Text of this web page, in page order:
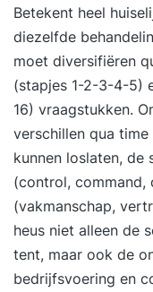
Betekent heel
diezelfde
moet diversifiëren
(stapjes 1-2-3-4-5)
16) vraagstukken.
verschillen qua
kunnen loslaten, de
(control, command,
(vakmanschap,
heus niet alleen de
tent, maar ook de
bedrijfsvoering en